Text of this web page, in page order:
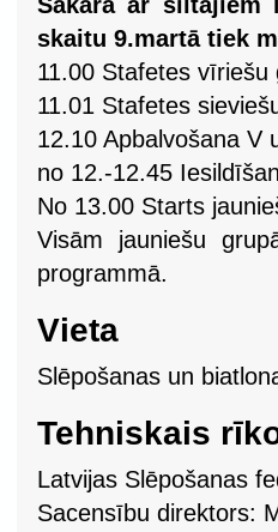
skaitu 9.martā tiek
11.00 Stafetes vīriešu
11.01 Stafetes
12.10 Apbalvošana V
no 12.-12.45
No 13.00 Starts
Visām jauniešu
programmā.
Vieta
Slēpošanas un
Tehniskais
Latvijas Slēpošanas
Sacensību direktors: